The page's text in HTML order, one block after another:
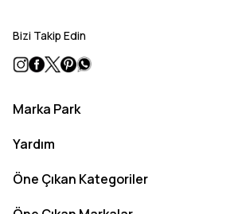
Bizi Takip Edin
Marka Park
Yardım
Öne Çıkan Kategoriler